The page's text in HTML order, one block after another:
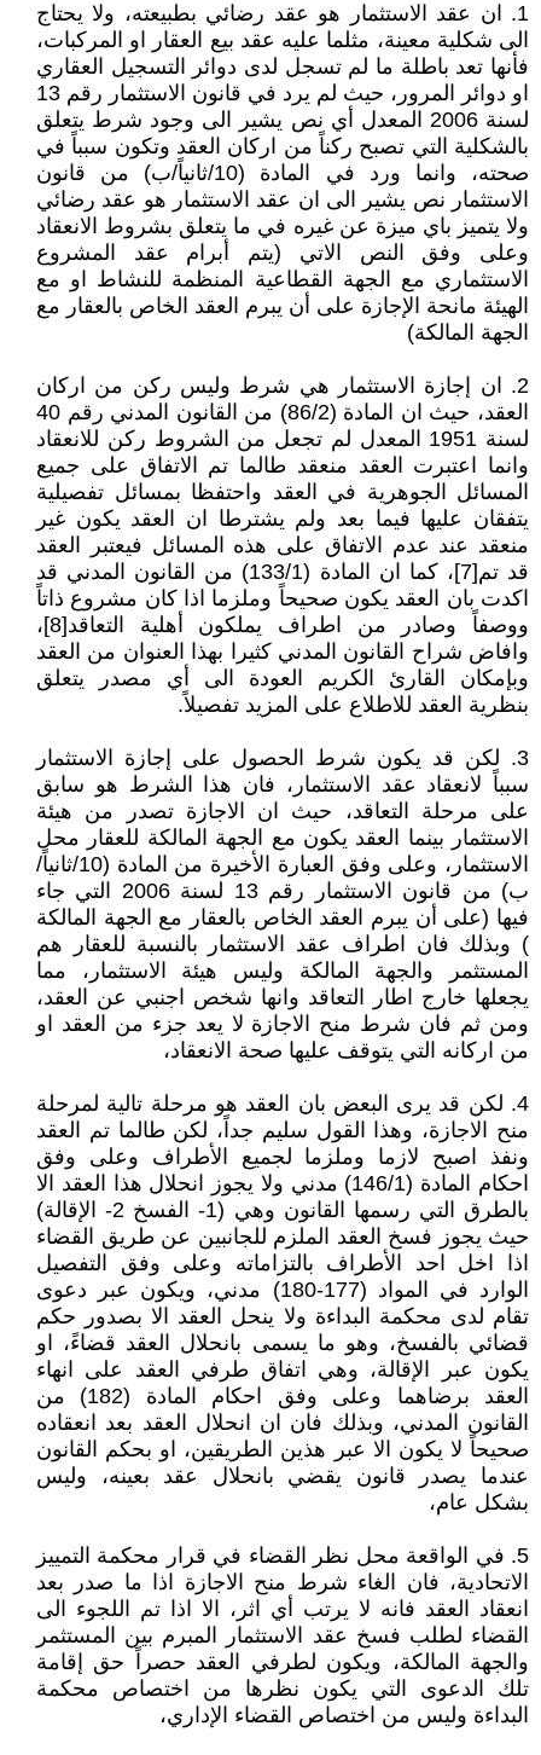
1. ان عقد الاستثمار هو عقد رضائي بطبيعته، ولا يحتاج
الى شكلية معينة، مثلما عليه عقد بيع العقار او المركبات،
فأنها تعد باطلة ما لم تسجل لدى دوائر التسجيل العقاري
او دوائر المرور، حيث لم يرد في قانون الاستثمار رقم 13
لسنة 2006 المعدل أي نص يشير الى وجود شرط يتعلق
بالشكلية التي تصبح ركناً من اركان العقد وتكون سبباً في
صحته، وانما ورد في المادة (10/ثانياً/ب) من قانون
الاستثمار نص يشير الى ان عقد الاستثمار هو عقد رضائي
ولا يتميز باي ميزة عن غيره في ما يتعلق بشروط الانعقاد
وعلى وفق النص الاتي (يتم أبرام عقد المشروع
الاستثماري مع الجهة القطاعية المنظمة للنشاط او مع
الهيئة مانحة الإجازة على أن يبرم العقد الخاص بالعقار مع
الجهة المالكة)
2. ان إجازة الاستثمار هي شرط وليس ركن من اركان
العقد، حيث ان المادة (86/2) من القانون المدني رقم 40
لسنة 1951 المعدل لم تجعل من الشروط ركن للانعقاد
وانما اعتبرت العقد منعقد طالما تم الاتفاق على جميع
المسائل الجوهرية في العقد واحتفظا بمسائل تفصيلية
يتفقان عليها فيما بعد ولم يشترطا ان العقد يكون غير
منعقد عند عدم الاتفاق على هذه المسائل فيعتبر العقد
قد تم[7]، كما ان المادة (133/1) من القانون المدني قد
اكدت بان العقد يكون صحيحاً وملزما اذا كان مشروع ذاتاً
ووصفاً وصادر من اطراف يملكون أهلية التعاقد[8]،
وافاض شراح القانون المدني كثيرا بهذا العنوان من العقد
وبإمكان القارئ الكريم العودة الى أي مصدر يتعلق
بنظرية العقد للاطلاع على المزيد تفصيلاً.
3. لكن قد يكون شرط الحصول على إجازة الاستثمار
سبباً لانعقاد عقد الاستثمار، فان هذا الشرط هو سابق
على مرحلة التعاقد، حيث ان الاجازة تصدر من هيئة
الاستثمار بينما العقد يكون مع الجهة المالكة للعقار محل
الاستثمار، وعلى وفق العبارة الأخيرة من المادة (10/ثانياً/
ب) من قانون الاستثمار رقم 13 لسنة 2006 التي جاء
فيها (على أن يبرم العقد الخاص بالعقار مع الجهة المالكة
) وبذلك فان اطراف عقد الاستثمار بالنسبة للعقار هم
المستثمر والجهة المالكة وليس هيئة الاستثمار، مما
يجعلها خارج اطار التعاقد وانها شخص اجنبي عن العقد،
ومن ثم فان شرط منح الاجازة لا يعد جزء من العقد او
من اركانه التي يتوقف عليها صحة الانعقاد،
4. لكن قد يرى البعض بان العقد هو مرحلة تالية لمرحلة
منح الاجازة، وهذا القول سليم جداً، لكن طالما تم العقد
ونفذ اصبح لازما وملزما لجميع الأطراف وعلى وفق
احكام المادة (146/1) مدني ولا يجوز انحلال هذا العقد الا
بالطرق التي رسمها القانون وهي (1- الفسخ 2- الإقالة)
حيث يجوز فسخ العقد الملزم للجانبين عن طريق القضاء
اذا اخل احد الأطراف بالتزاماته وعلى وفق التفصيل
الوارد في المواد (177-180) مدني، ويكون عبر دعوى
تقام لدى محكمة البداءة ولا ينحل العقد الا بصدور حكم
قضائي بالفسخ، وهو ما يسمى بانحلال العقد قضاءً، او
يكون عبر الإقالة، وهي اتفاق طرفي العقد على انهاء
العقد برضاهما وعلى وفق احكام المادة (182) من
القانون المدني، وبذلك فان ان انحلال العقد بعد انعقاده
صحيحاً لا يكون الا عبر هذين الطريقين، او بحكم القانون
عندما يصدر قانون يقضي بانحلال عقد بعينه، وليس
بشكل عام،
5. في الواقعة محل نظر القضاء في قرار محكمة التمييز
الاتحادية، فان الغاء شرط منح الاجازة اذا ما صدر بعد
انعقاد العقد فانه لا يرتب أي اثر، الا اذا تم اللجوء الى
القضاء لطلب فسخ عقد الاستثمار المبرم بين المستثمر
والجهة المالكة، ويكون لطرفي العقد حصراً حق إقامة
تلك الدعوى التي يكون نظرها من اختصاص محكمة
البداءة وليس من اختصاص القضاء الإداري،